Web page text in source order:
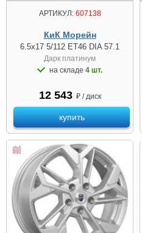
АРТИКУЛ:607138
КиК Морейн
6.5x17 5/112 ET46 DIA 57.1
Дарк платинум
на складе 4 шт.
12 543 ₽ / диск
купить